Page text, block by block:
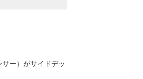
ー）がサイドデッ